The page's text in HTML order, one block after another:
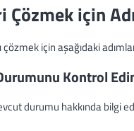
için
çözmek için aşağıdaki
Kontrol
durumu hakkında bilgi